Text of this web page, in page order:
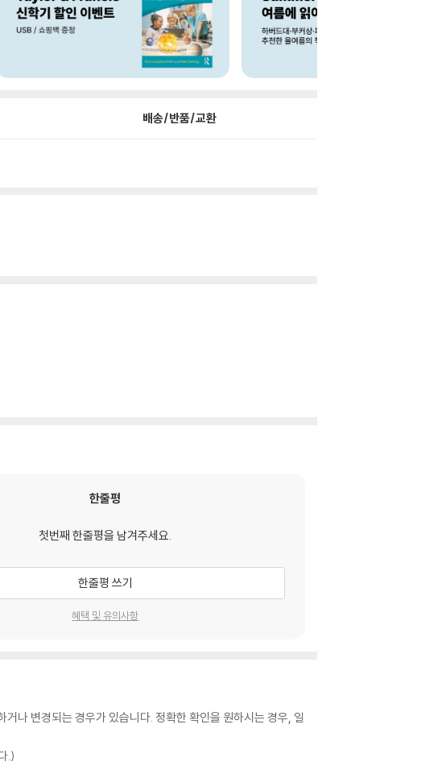
배송/반품/교환
한줄평
첫번째 한줄평을 남겨주세요.
한줄평 쓰기
혜택 및 유의사항
나 변경되는 경우가 있습니다. 정확한 확인을 원하시는 경우, 일
.)